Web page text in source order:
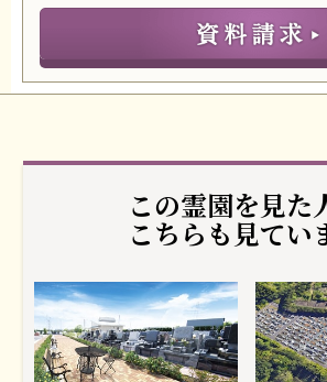
この霊園を見た
こちらも見てい